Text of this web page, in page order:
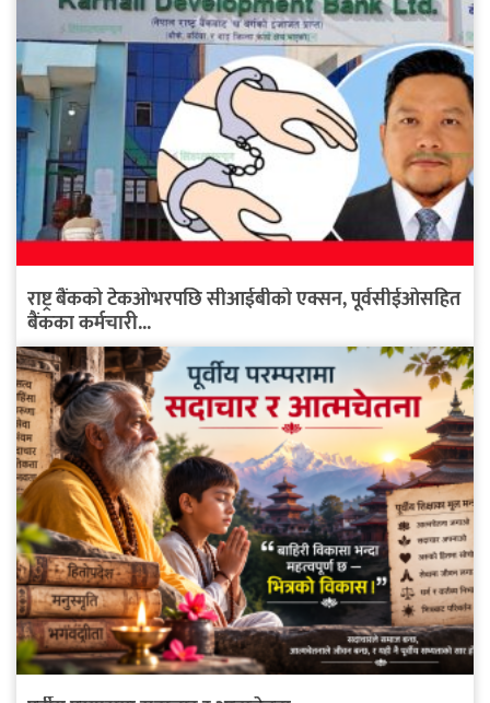
राष्ट्र बैंकको टेकओभरपछि सीआईबीको एक्सन, पूर्वसीईओसहित
बैंकका कर्मचारी...